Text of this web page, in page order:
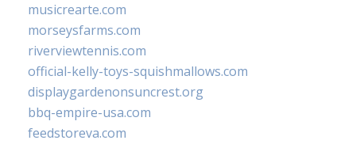
musicrearte.com
morseysfarms.com
riverviewtennis.com
official-kelly-toys-squishmallows.com
displaygardenonsuncrest.org
bbq-empire-usa.com
feedstoreva.com